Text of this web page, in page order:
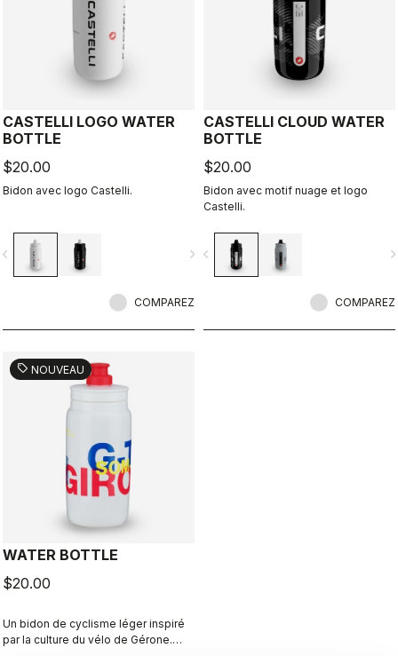
CASTELLI LOGO WATER
BOTTLE
$20.00
Bidon avec logo Castelli.
navigate_next
COMPAREZ
CASTELLI CLOUD WATER
BOTTLE
$20.00
Bidon avec motif nuage et logo
Castelli.
navigate_before
COMPAREZ
sell NOUVEAU
WATER BOTTLE
$20.00
Un bidon de cyclisme léger inspiré
par la culture du vélo de Gérone.